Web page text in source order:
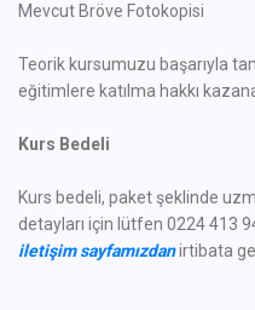
Mevcut Bröve Fotokopisi
Teorik kursumuzu başarıyla
eğitimlere katılma hakkı
Kurs Bedeli
Kurs bedeli, paket şeklinde
detayları için lütfen 0224 413
iletişim sayfamızdanirtibata